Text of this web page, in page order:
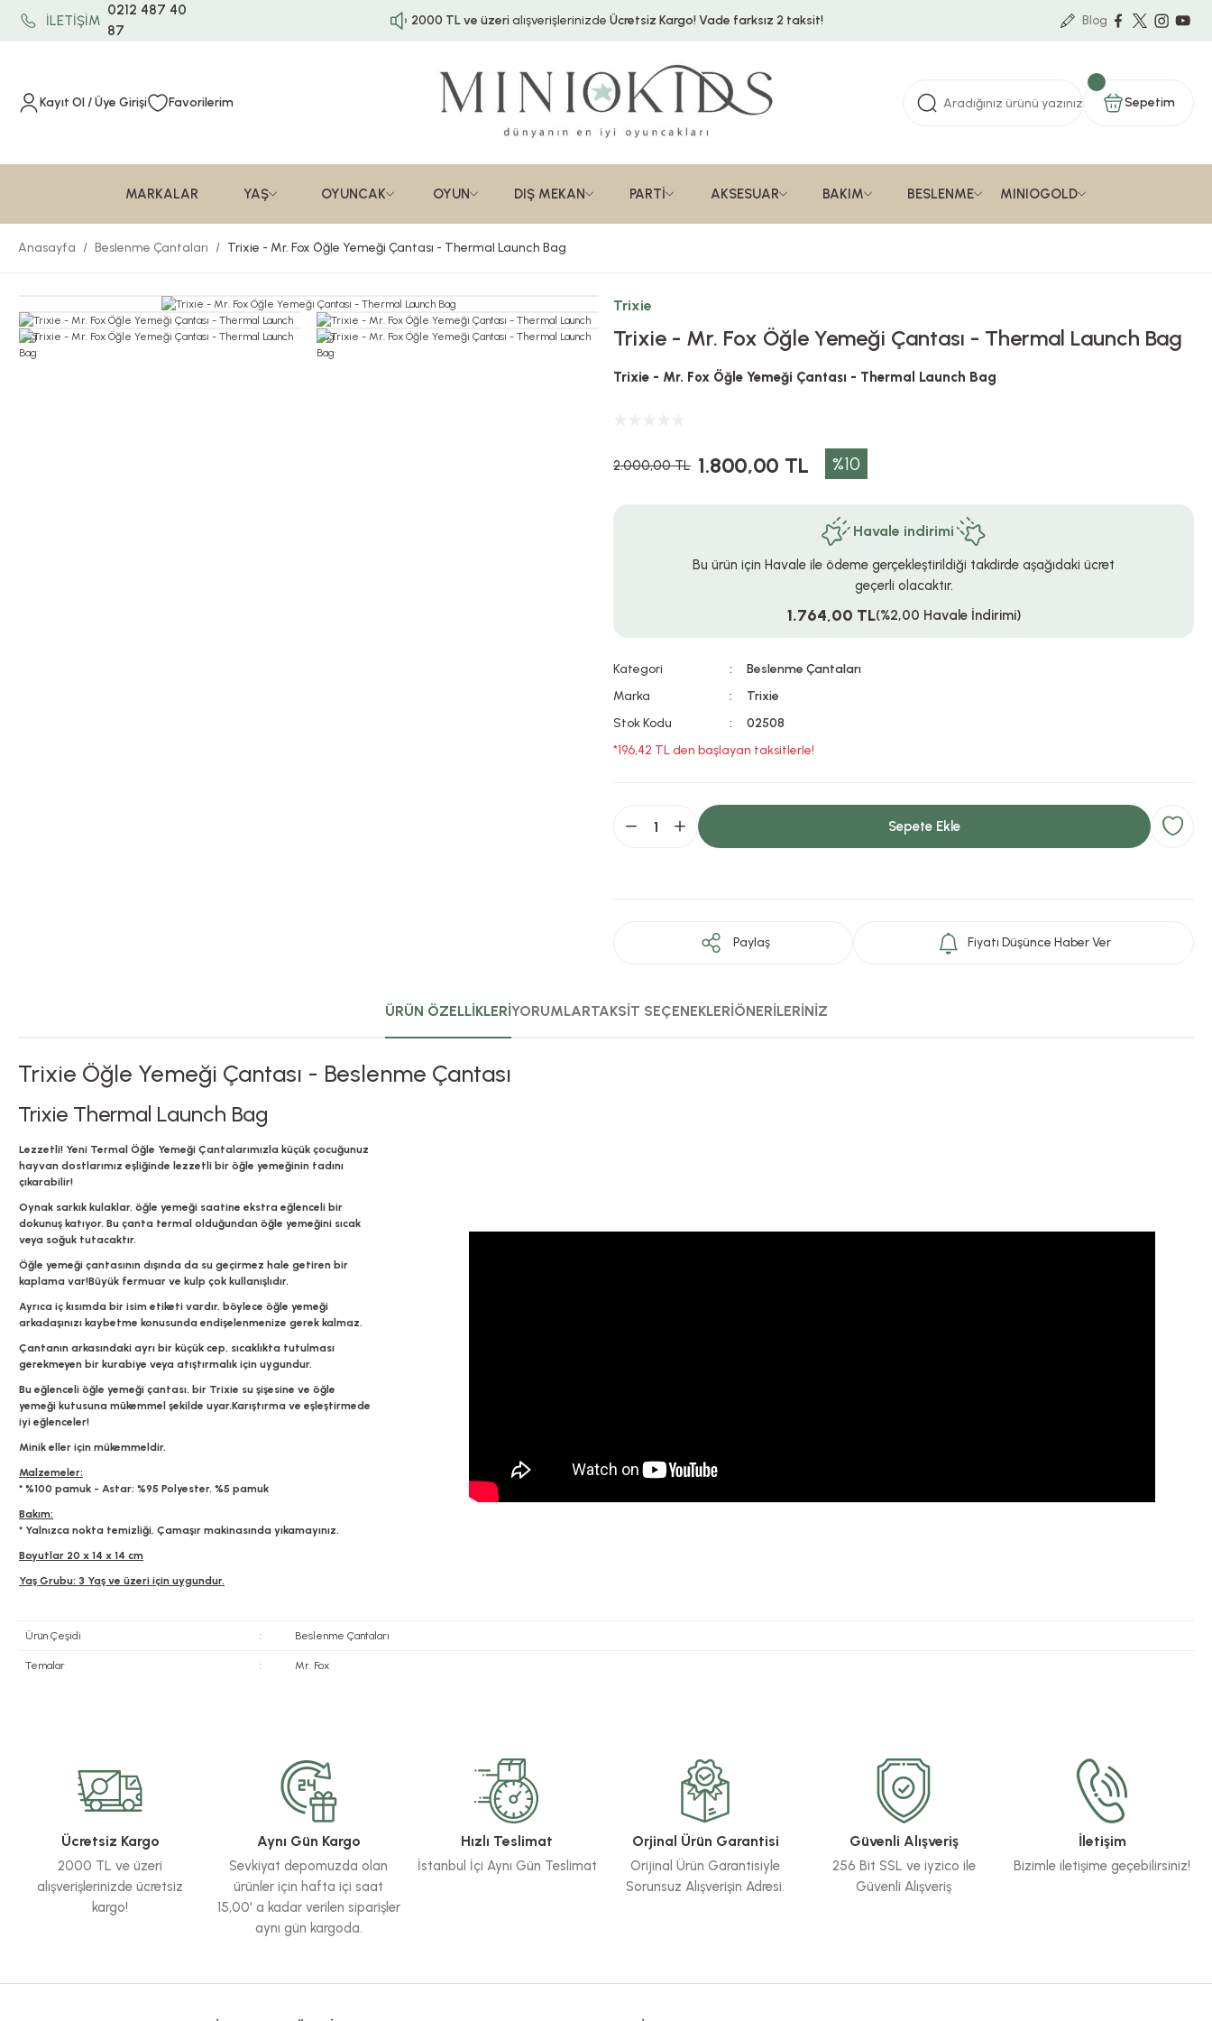
İLETİŞİM
0212 487 40
87
2000 TL ve üzerialışverişlerinizde Ücretsiz Kargo!Vade farksız 2 taksit! Blog
Kayıt Ol / Üye Girişi Favorilerim Sepetim
MARKALAR YAŞ OYUNCAK OYUN DIŞ MEKAN PARTİ AKSESUAR BAKIM BESLENME MINIOGOLD
Anasayfa Beslenme Çantaları Trixie - Mr. Fox Öğle Yemeği Çantası - Thermal Launch Bag
Trixie
Trixie - Mr. Fox Öğle Yemeği Çantası - Thermal Launch Bag
Trixie - Mr. Fox Öğle Yemeği Çantası - Thermal Launch Bag
2.000,00 TL 1.800,00 TL %10
Havale indirimi
Bu ürün için Havale ile ödeme gerçekleştirildiği takdirde aşağıdaki ücret
geçerli olacaktır.
1.764,00 TL(%2,00 Havale İndirimi)
Kategori
Beslenme Çantaları
Marka
Trixie
Stok Kodu
02508
*196,42 TL den başlayan taksitlerle!
Sepete Ekle
Paylaş Fiyatı Düşünce Haber Ver
ÜRÜN ÖZELLİKLERİYORUMLARTAKSİT SEÇENEKLERİÖNERİLERİNİZ
Trixie Öğle Yemeği Çantası - Beslenme Çantası
Trixie Thermal Launch Bag
Lezzetli! Yeni Termal Öğle Yemeği Çantalarımızla küçük çocuğunuz
hayvan dostlarımız eşliğinde lezzetli bir öğle yemeğinin tadını
çıkarabilir!
Oynak sarkık kulaklar, öğle yemeği saatine ekstra eğlenceli bir
dokunuş katıyor. Bu çanta termal olduğundan öğle yemeğini sıcak
veya soğuk tutacaktır.
Öğle yemeği çantasının dışında da su geçirmez hale getiren bir
kaplama var!Büyük fermuar ve kulp çok kullanışlıdır.
Ayrıca iç kısımda bir isim etiketi vardır, böylece öğle yemeği
arkadaşınızı kaybetme konusunda endişelenmenize gerek kalmaz.
Çantanın arkasındaki ayrı bir küçük cep, sıcaklıkta tutulması
gerekmeyen bir kurabiye veya atıştırmalık için uygundur.
Bu eğlenceli öğle yemeği çantası, bir Trixie su şişesine ve öğle
yemeği kutusuna mükemmel şekilde uyar.Karıştırma ve eşleştirmede
iyi eğlenceler!
Minik eller için mükemmeldir.
Malzemeler:
* %100 pamuk - Astar: %95 Polyester, %5 pamuk
Bakım:
* Yalnızca nokta temizliği, Çamaşır makinasında yıkamayınız.
Boyutlar 20 x 14 x 14 cm
Yaş Grubu: 3 Yaş ve üzeri için uygundur.
Ürün Çeşidi : Beslenme Çantaları
Temalar : Mr. Fox
Ürün resmi kalitesiz, bozuk veya görüntülenemiyor.
Ürün açıklamasında eksik bilgiler bulunuyor.
Ürün bilgilerinde hatalar bulunuyor.
Ürün fiyatı diğer sitelerden daha pahalı.
Bu ürüne benzer farklı alternatifler olmalı.
Ücretsiz Kargo
2000 TL ve üzeri
alışverişlerinizde ücretsiz
kargo!
Aynı Gün Kargo
Sevkiyat depomuzda olan
ürünler için hafta içi saat
15,00' a kadar verilen siparişler
aynı gün kargoda.
Hızlı Teslimat
İstanbul İçi Aynı Gün Teslimat
Orjinal Ürün Garantisi
Orijinal Ürün Garantisiyle
Sorunsuz Alışverişin Adresi.
Güvenli Alışveriş
256 Bit SSL ve iyzico ile
Güvenli Alışveriş
İletişim
Bizimle iletişime geçebilirsiniz!